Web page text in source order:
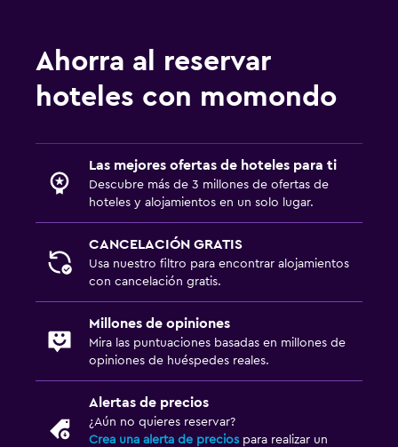
Ahorra al reservar
hoteles con momondo
Las mejores ofertas de hoteles para ti
Descubre más de 3 millones de ofertas de
hoteles y alojamientos en un solo lugar.
CANCELACIÓN GRATIS
Usa nuestro filtro para encontrar alojamientos
con cancelación gratis.
Millones de opiniones
Mira las puntuaciones basadas en millones de
opiniones de huéspedes reales.
Alertas de precios
¿Aún no quieres reservar?
Crea una alerta de precios para realizar un